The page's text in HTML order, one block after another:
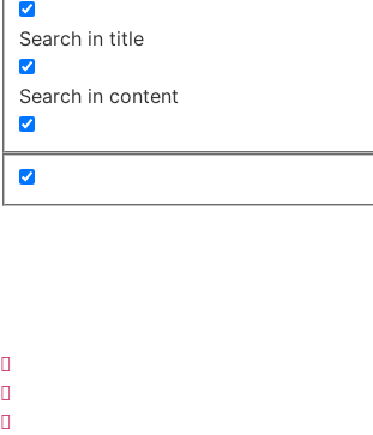
Search in title
Search in content